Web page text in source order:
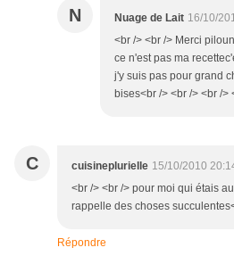
N Nuage de Lait 16/10/
<br /> <br /> Merci
ce n'est pas ma
j'y suis pas pour grand
bises<br /> <br /> <br />
C cuisineplurielle 15/10/2010
<br /> <br /> pour moi qui étais
rappelle des choses
Répondre